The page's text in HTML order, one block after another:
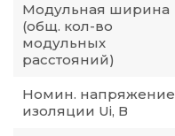
Модульная ширина
(общ. кол-во
модульных
расстояний)
Номин. напряжение
изоляции Ui, В